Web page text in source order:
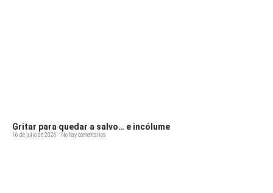
Gritar para quedar a salvo… e incólume
16 de julio de 2026 No hay comentarios